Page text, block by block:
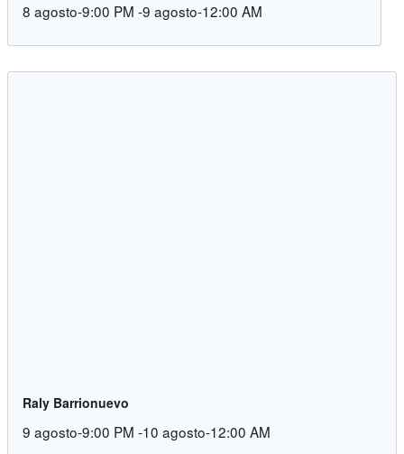
8 agosto-9:00 PM -9 agosto-12:00 AM
Raly Barrionuevo
9 agosto-9:00 PM -10 agosto-12:00 AM